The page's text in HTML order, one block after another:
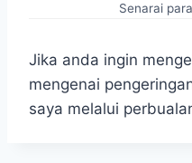
Senarai
Jika anda ingin
mengenai
saya melalui